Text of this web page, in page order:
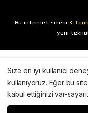
Bu internet sitesiX
yeni
Size en iyi kullanıcı
kullanıyoruz. Eğer bu
kabul ettiğinizi var-